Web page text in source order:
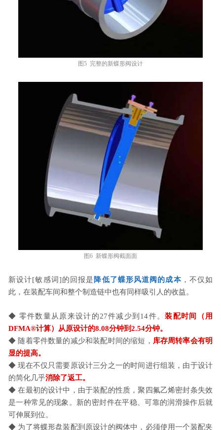
图5 完整的新蝶形阀设计
图6 新蝶形阀截面面
新设计[敏感词]的回报是 降低了蝶形风道阀的成本，不仅如
此，在装配车间和整个制造链中也有同样吸引人的收益。
◆ 零件数量从原来设计的27件减少到14件。装配时间（用
DFMA®计算）从原设计的8.08分钟到2.54分钟。
◆ 随着零件数量的减少和装配时间的缩短， 库存周转率会有明
显的提高。
◆ 现在不仅只需要原设计三分之一的时间进行组装，由于设计
的简化几乎消除了返工。
◆ 在最初的设计中，由于装配的性质，聚四氟乙烯密封条失效
是一种常见的现象。新的密封件在平稳、可靠的润滑操作后就
可伸展到位。
◆ 为了将蝶形盘装配到原设计的阀体中，必须使用一个装配夹